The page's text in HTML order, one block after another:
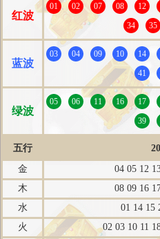
红波
01 02 07 08 12
34
35
蓝波
03 04 09 10 14
41
绿波
05 06 11 16 17
39
五行
金
04 05 12
木
08 09 16
水
01 14 15
火
02 03 10 11